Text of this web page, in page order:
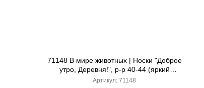
71148 В мире животных | Носки "Доброе
утро, Деревня!", р-р 40-44 (яркий
голубой)
Артикул: 71148